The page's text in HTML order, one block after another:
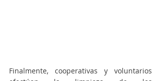
Finalmente, cooperativas y voluntarios